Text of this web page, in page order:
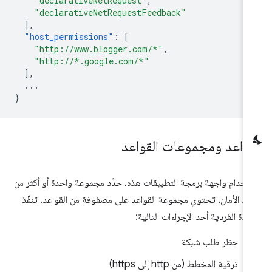
"declarativeNetRequestFeedback"
"host_permissions"
"http://www.blogger.com/*"
"http://*.google.com/*"
ومجموعات القواعد
واجهة برمجة التطبيقات هذه، حدِّد مجموعة واحدة أو أكثر من
الأمان. تحتوي مجموعة القواعد على مصفوفة من القواعد. تنفّذ
الفردية أحد الإجراءات التالية:
حظر طلب شبكة
ترقية المخطط (من http إلى https)